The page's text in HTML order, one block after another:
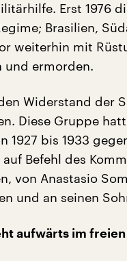
Erst 1976
Brasilien,
weiterhin mit
und ermorden.
Widerstand der
Diese Gruppe
1927 bis 1933
auf Befehl des
von Anastasio
und an seinen
aufwärts im